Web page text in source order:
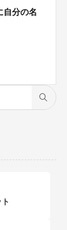
自分の名